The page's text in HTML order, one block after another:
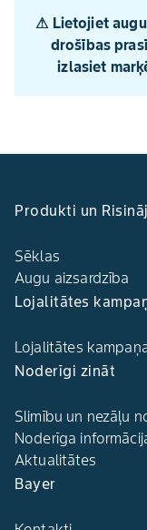
⚠︎ Lietojiet
drošības
izlasiet
Produkti un
Sēklas
Augu aizsardzība
Lojalitātes
Lojalitātes
Noderīgi zināt
Slimību un nezāļu
Noderīga
Aktualitātes
Bayer